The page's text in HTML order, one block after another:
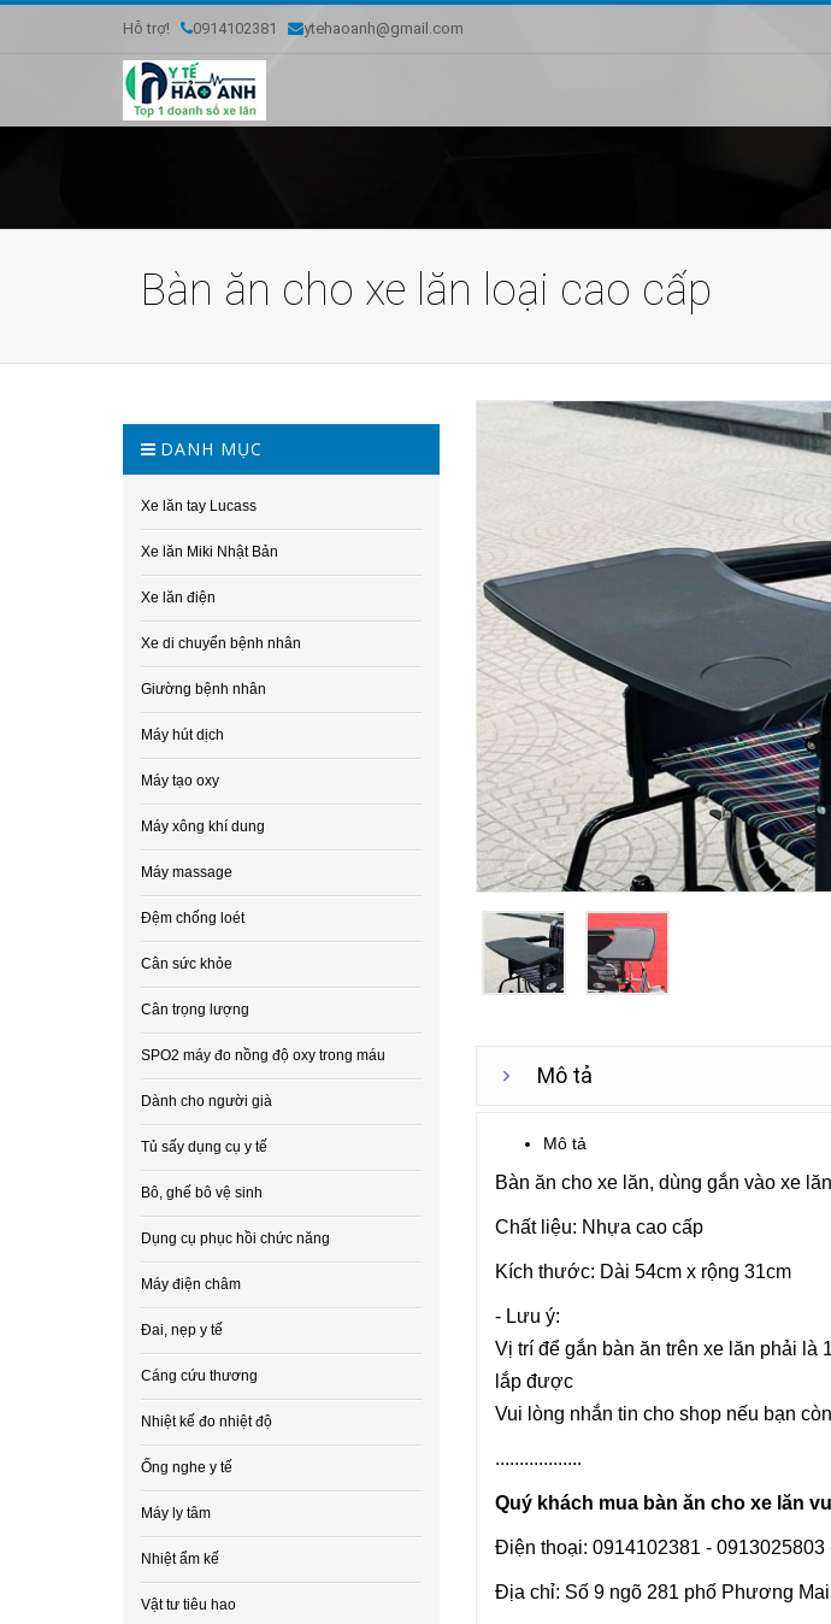
Hỗ trợ! 0914102381 ytehaoanh@gmail.com
Bàn ăn cho xe lăn loại cao cấp
DANH MỤC
Xe lăn tay Lucass
Xe lăn Miki Nhật Bản
Xe lăn điện
Xe di chuyển bệnh nhân
Giường bệnh nhân
Máy hút dịch
Máy tạo oxy
Máy xông khí dung
Máy massage
Đệm chống loét
Cân sức khỏe
Cân trọng lượng
SPO2 máy đo nồng độ oxy trong máu
Dành cho người già
Tủ sấy dụng cụ y tế
Bô, ghế bô vệ sinh
Dụng cụ phục hồi chức năng
Máy điện châm
Đai, nẹp y tế
Cáng cứu thương
Nhiệt kế đo nhiệt độ
Ống nghe y tế
Máy ly tâm
Nhiệt ẩm kế
Vật tư tiêu hao
Mô tả
Mô tả
Bàn ăn cho xe lăn, dùng gắn vào xe
Chất liệu: Nhựa cao cấp
Kích thước: Dài 54cm x rộng 31cm
- Lưu ý:
Vị trí để gắn bàn ăn trên xe lăn phải là
lắp được
Vui lòng nhắn tin cho shop nếu bạn
..................
Quý khách mua bàn ăn cho xe lăn
Điện thoại: 0914102381 - 0913025803
Địa chỉ: Số 9 ngõ 281 phố Phương